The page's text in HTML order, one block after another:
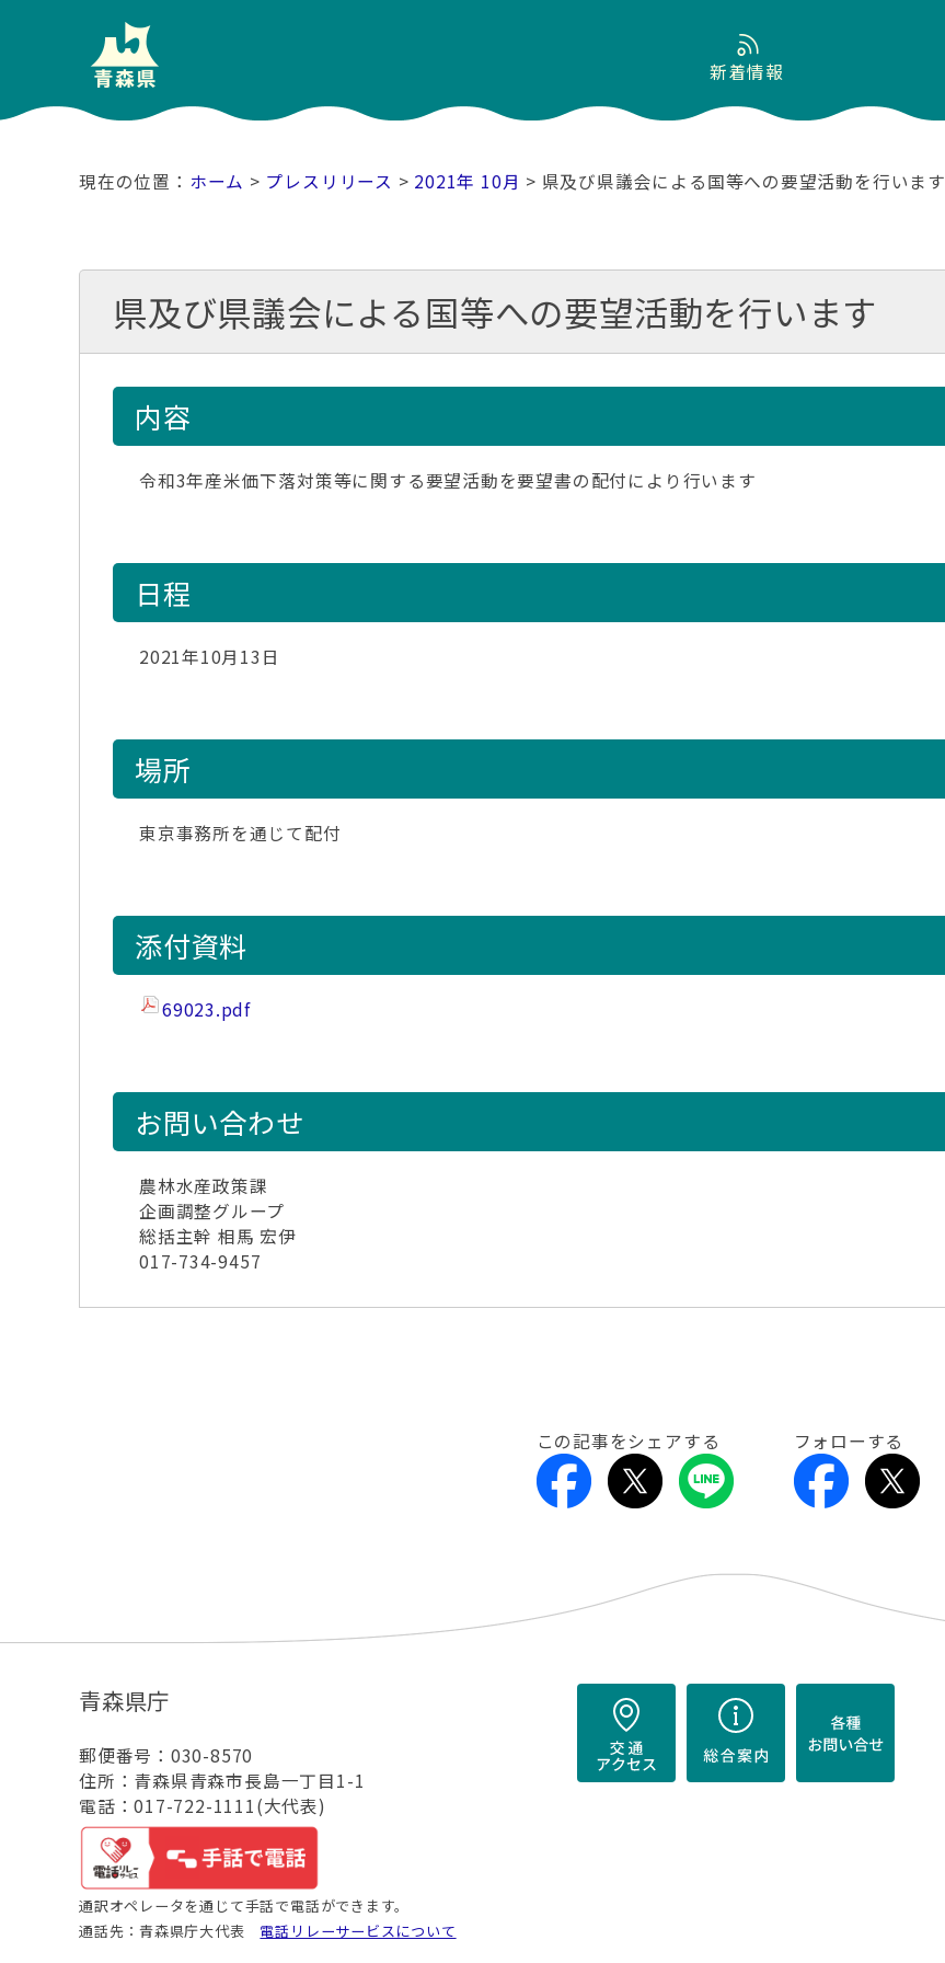
新着情報
ホーム > プレスリリース > 2021年 10月 > 県及び県議会による国等への要望活動を行います
県及び県議会による国等への要望活動を行います
内容
令和3年産米価下落対策等に関する要望活動を要望書の配付により行います
日程
2021年10月13日
場所
東京事務所を通じて配付
添付資料
69023.pdf
お問い合わせ
農林水産政策課
企画調整グループ
総括主幹 相馬 宏伊
017-734-9457
この記事をシェアする フォローする
青森県庁
郵便番号：030-8570
住所：青森県青森市長島一丁目1-1
電話：017-722-1111(大代表)
通訳オペレータを通じて手話で電話ができます。
通話先：青森県庁大代表 電話リレーサービスについて